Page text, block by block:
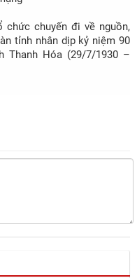
chức chuyến đi về nguồn,
tỉnh nhân dịp kỷ niệm 90
Thanh Hóa (29/7/1930 –